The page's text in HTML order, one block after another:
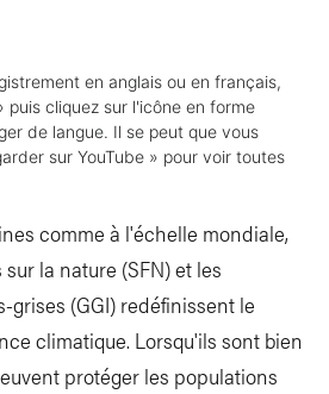
en anglais ou en français,
puis cliquez sur l'icône en forme
de langue. Il se peut que vous
sur YouTube » pour voir toutes
comme à l'échelle mondiale,
la nature (SFN) et les
grises (GGI) redéfinissent le
climatique. Lorsqu'ils sont bien
protéger les populations